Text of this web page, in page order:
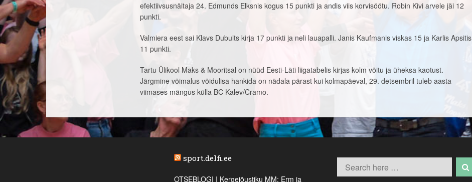
efektiivsusnäitaja 24. Edmunds Elksnis kogus 15 punkti ja andis viis korvisöötu. Robin Kivi arvele jäi 12
punkti.
Valmiera eest sai Klavs Dubults kirja 17 punkti ja neli lauapalli. Janis Kaufmanis viskas 15 ja Karlis Apsitis
11 punkti.
Tartu Ülikool Maks & Mooritsal on nüüd Eesti-Läti liigatabelis kirjas kolm võitu ja üheksa kaotust.
Järgmine võimalus võidulisa hankida on nädala pärast kui kolmapäeval, 29. detsembril tuleb aasta
viimases mängus külla BC Kalev/Cramo.
sport.delfi.ee
OTSEBLOGI | Kergejõustiku MM: Erm ja